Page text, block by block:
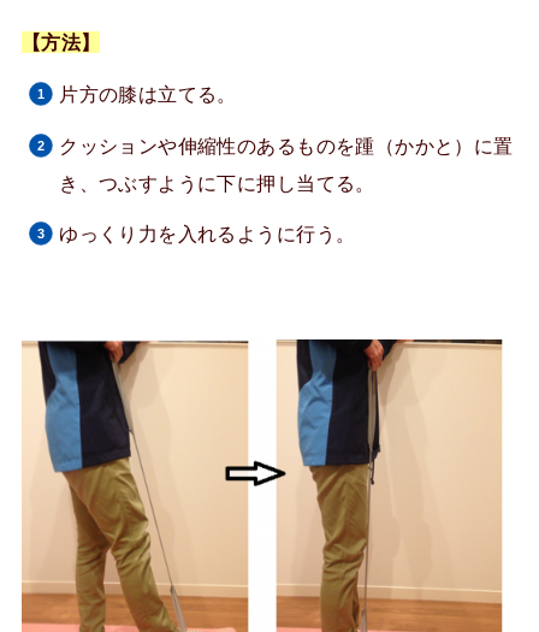
【方法】
片方の膝は立てる。
クッションや伸縮性のあるものを踵（かかと）に置
き、つぶすように下に押し当てる。
ゆっくり力を入れるように行う。